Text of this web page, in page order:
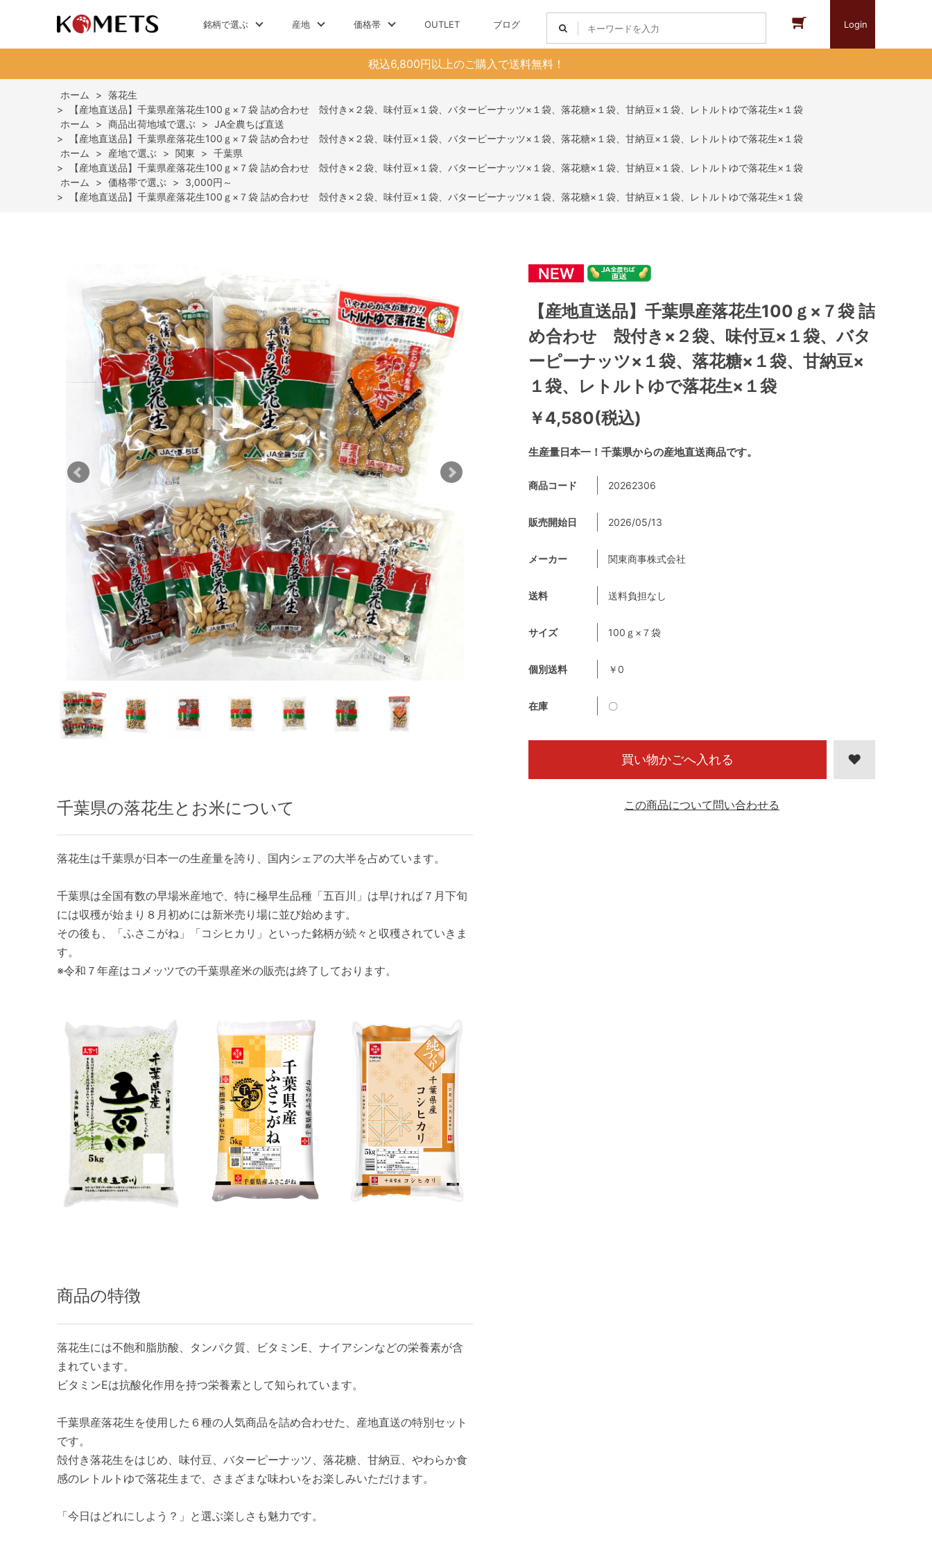
銘柄で選ぶ 産地 価格帯 OUTLET ブログ Login
税込6,800円以上のご購入で送料無料！
ホーム > 落花生
>
【産地直送品】千葉県産落花生100ｇ×７袋 詰め合わせ 殻付き×２袋、味付豆×１袋、バターピーナッツ×１袋、落花糖×１袋、甘納豆×１袋、レトルトゆで落花生×１袋
ホーム
> 商品出荷地域で選ぶ > JA全農ちば直送
>
【産地直送品】千葉県産落花生100ｇ×７袋 詰め合わせ 殻付き×２袋、味付豆×１袋、バターピーナッツ×１袋、落花糖×１袋、甘納豆×１袋、レトルトゆで落花生×１袋
ホーム
> 産地で選ぶ > 関東 > 千葉県
>
【産地直送品】千葉県産落花生100ｇ×７袋 詰め合わせ 殻付き×２袋、味付豆×１袋、バターピーナッツ×１袋、落花糖×１袋、甘納豆×１袋、レトルトゆで落花生×１袋
ホーム
> 価格帯で選ぶ >
3,000円～
>
【産地直送品】千葉県産落花生100ｇ×７袋 詰め合わせ 殻付き×２袋、味付豆×１袋、バターピーナッツ×１袋、落花糖×１袋、甘納豆×１袋、レトルトゆで落花生×１袋
千葉県の落花生とお米について
落花生は千葉県が日本一の生産量を誇り、国内シェアの大半を占めています。
千葉県は全国有数の早場米産地で、特に極早生品種「五百川」は早ければ７月下旬
には収穫が始まり８月初めには新米売り場に並び始めます。
その後も、「ふさこがね」「コシヒカリ」といった銘柄が続々と収穫されていきま
す。
※令和７年産はコメッツでの千葉県産米の販売は終了しております。
商品の特徴
落花生には不飽和脂肪酸、タンパク質、ビタミンE、ナイアシンなどの栄養素が含
まれています。
ビタミンEは抗酸化作用を持つ栄養素として知られています。
千葉県産落花生を使用した６種の人気商品を詰め合わせた、産地直送の特別セット
です。
殻付き落花生をはじめ、味付豆、バターピーナッツ、落花糖、甘納豆、やわらか食
感のレトルトゆで落花生まで、さまざまな味わいをお楽しみいただけます。
「今日はどれにしよう？」と選ぶ楽しさも魅力です。
生産量日本一！千葉県からの産地直送商品です。
【産地直送品】千葉県産落花生100ｇ×７袋 詰
め合わせ 殻付き×２袋、味付豆×１袋、バタ
ーピーナッツ×１袋、落花糖×１袋、甘納豆×
１袋、レトルトゆで落花生×１袋
￥4,580(税込)
商品コード 20262306
販売開始日 2026/05/13
メーカー 関東商事株式会社
送料 送料負担なし
サイズ 100ｇ×７袋
個別送料 ￥0
在庫 〇
買い物かごへ入れる
この商品について問い合わせる